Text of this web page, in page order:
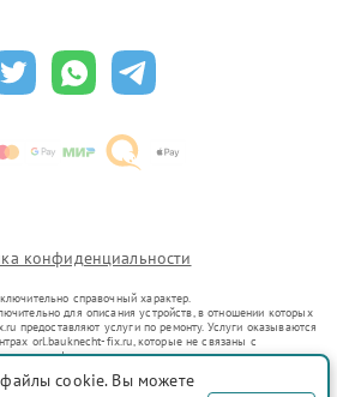
конфиденциальности
справочный характер.
для описания устройств, в отношении которых
предоставляют услуги по ремонту. Услуги оказываются
orl.bauknecht-fix.ru, которые не связаны с
или их официальными представителями.
уже введенных в гражданский оборот в соответствии
файлы cookie. Вы можете